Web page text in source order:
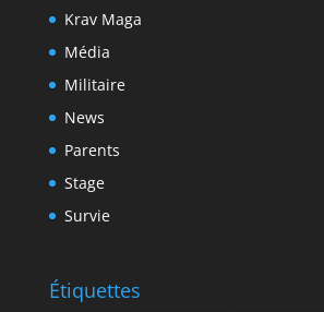
Krav Maga
Média
Militaire
News
Parents
Stage
Survie
Étiquettes